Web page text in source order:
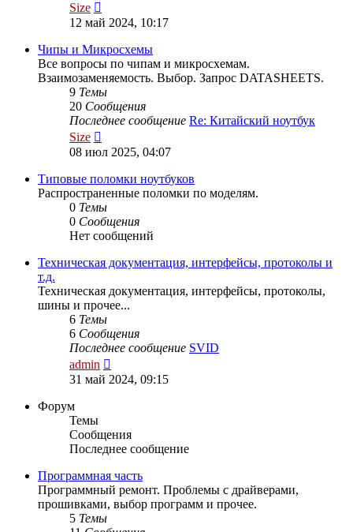
Size
к
сообщению
12 май 2024, 10:17
Чипы и Микросхемы
Все вопросы по чипам и микросхемам.
Взаимозаменяемость. Выбор. Запрос DATASHEETS.
9 Темы
20 Сообщения
Последнее сообщение Re: Китайский ноутбук
Size
к
сообщению
08 июл 2025, 04:07
Типовые поломки ноутбуков
Распространенные поломки по моделям.
0 Темы
0 Сообщения
Нет сообщений
Техническая документация, интерфейсы, протоколы и
т.д.
Техническая документация, интерфейсы, протоколы,
шины и прочее...
6 Темы
6 Сообщения
Последнее сообщение SVID
admin
к
31 май 2024, 09:15
Форум
Темы
Сообщения
Последнее сообщение
Программная часть
Программный ремонт. Проблемы с драйверами,
прошивками, выбор программ и прочее.
5 Темы